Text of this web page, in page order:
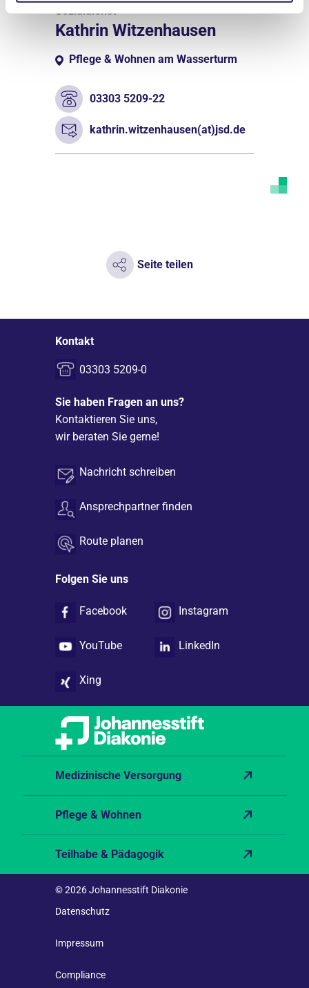
Sozialdienst
Kathrin Witzenhausen
Pflege & Wohnen am Wasserturm
03303 5209-22
kathrin.witzenhausen(at)jsd.de
Seite teilen
Kontakt
03303 5209-0
Sie haben Fragen an uns?
Kontaktieren Sie uns,
wir beraten Sie gerne!
Nachricht schreiben
Ansprechpartner finden
Route planen
Folgen Sie uns
Facebook Instagram
YouTube LinkedIn
Xing
Medizinische Versorgung
Pflege & Wohnen
Teilhabe & Pädagogik
© 2026 Johannesstift Diakonie
Datenschutz
Impressum
Compliance